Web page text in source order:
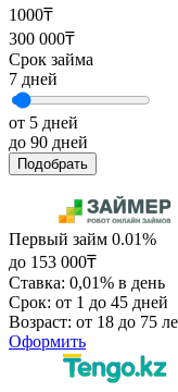
1000₸
300 000₸
Срок займа
7 дней
от 5 дней
до 90 дней
Подобрать
Первый займ 0.01%
до 153 000₸
Ставка: 0,01% в день
Срок: от 1 до 45 дней
Возраст: от 18 до 75
Оформить